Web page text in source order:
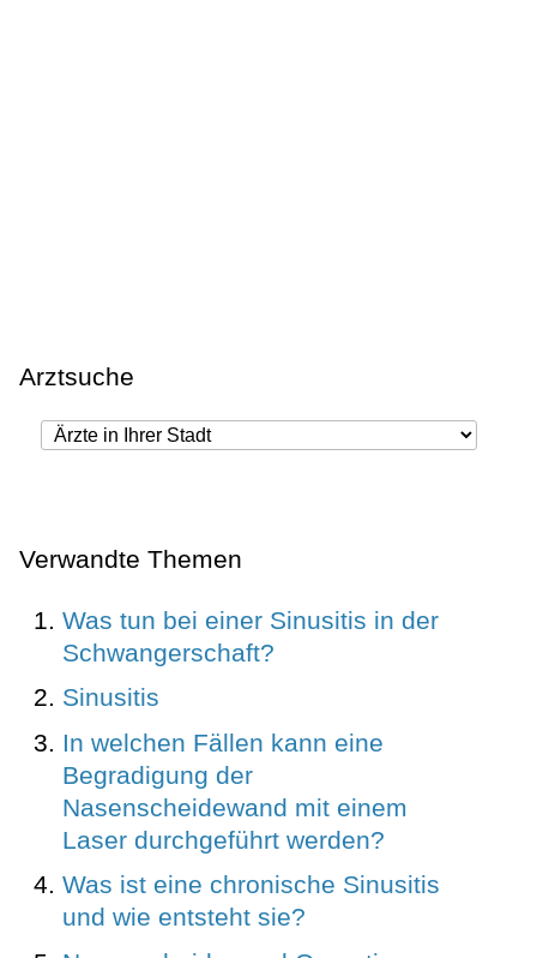
Arztsuche
Verwandte Themen
Was tun bei einer Sinusitis in der
Schwangerschaft?
Sinusitis
In welchen Fällen kann eine
Begradigung der
Nasenscheidewand mit einem
Laser durchgeführt werden?
Was ist eine chronische Sinusitis
und wie entsteht sie?